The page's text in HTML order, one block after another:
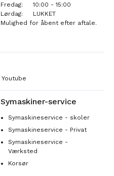
Fredag:
10:00 - 15:00
Lørdag:
LUKKET
Mulighed for åbent efter aftale.
Youtube
Symaskiner-service
Symaskineservice - skoler
Symaskineservice - Privat
Symaskineservice -
Værksted
Korsør